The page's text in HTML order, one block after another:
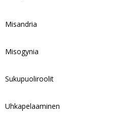
Misandria
Misogynia
Sukupuoliroolit
Uhkapelaaminen